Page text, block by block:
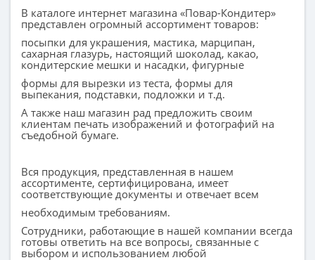
В каталоге интернет магазина «Повар-Кондитер»
представлен огромный ассортимент товаров:
посыпки для украшения, мастика, марципан,
сахарная глазурь, настоящий шоколад, какао,
кондитерские мешки и насадки, фигурные
формы для вырезки из теста, формы для
выпекания, подставки, подложки и т.д.
А также наш магазин рад предложить своим
клиентам печать изображений и фотографий на
съедобной бумаге.
Вся продукция, представленная в нашем
ассортименте, сертифицирована, имеет
соответствующие документы и отвечает всем
необходимым требованиям.
Сотрудники, работающие в нашей компании всегда
готовы ответить на все вопросы, связанные с
выбором и использованием любой